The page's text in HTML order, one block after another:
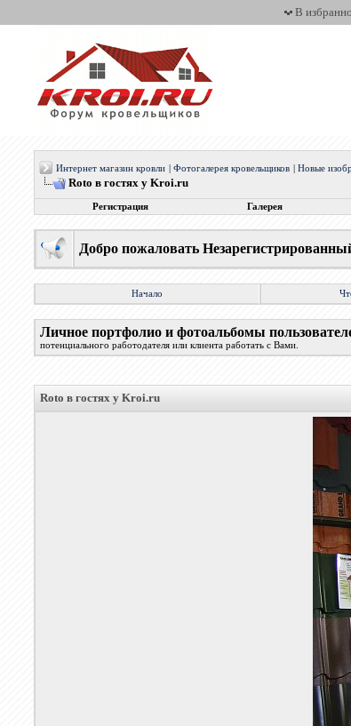
В
Интернет магазин кровли |Фотогалерея кровельщиков |Новые
Roto в гостях у Kroi.ru
Регистрация Галерея
Добро пожаловать
Начало
Личное портфолио и фотоальбомы
потенциального работодателя или клиента работать с Вами.
Roto в гостях у Kroi.ru